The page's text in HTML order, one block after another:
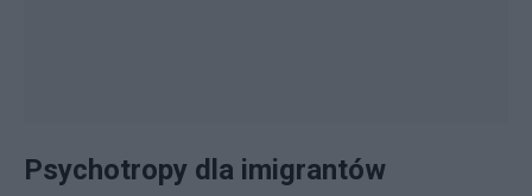
Psychotropy dla imigrantów